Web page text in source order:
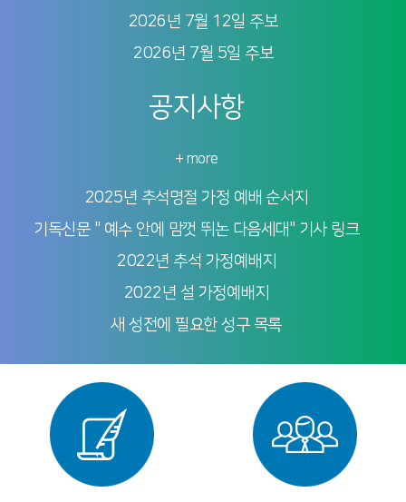
2026년 7월 12일 주보
2026년 7월 5일 주보
공지사항
+ more
2025년 추석명절 가정 예배 순서지
기독신문 " 예수 안에 맘껏 뛰논 다음세대" 기사 링크
2022년 추석 가정예배지
2022년 설 가정예배지
새 성전에 필요한 성구 목록